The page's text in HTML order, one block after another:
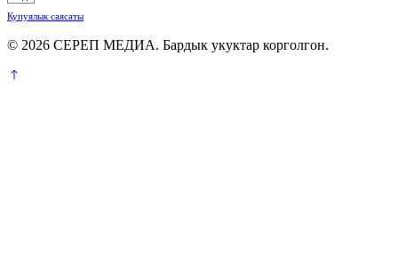
Купуялык саясаты
© 2026 СЕРЕП МЕДИА. Бардык укуктар корголгон.